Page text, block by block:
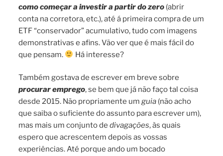
como começar a investir a partir do zero (abrir
conta na corretora, etc.), até á primeira compra de um
ETF “conservador” acumulativo, tudo com imagens
demonstrativas e afins. Vão ver que é mais fácil do
que pensam.
Há interesse?
Também gostava de escrever em breve sobre
procurar emprego, se bem que já não faço tal coisa
desde 2015. Não propriamente umguia (não acho
que saiba o suficiente do assunto para escrever um),
mas mais um conjunto dedivagações, às quais
espero que acrescentem depois as vossas
experiências. Até porque ando um bocado